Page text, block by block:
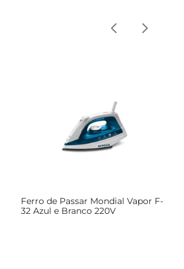
Ferro de Passar Mondial Vapor F-
32 Azul e Branco 220V